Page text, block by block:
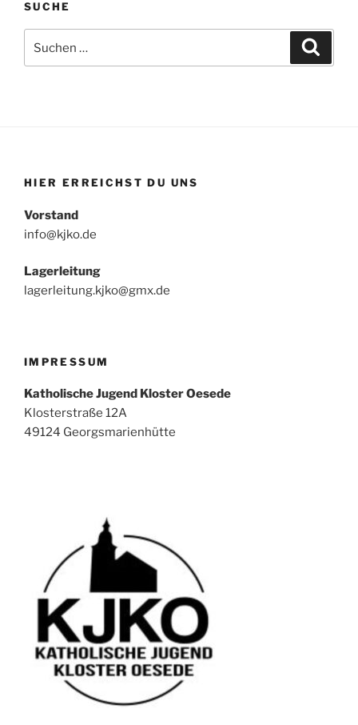
SUCHE
nach:
HIER ERREICHST DU UNS
Vorstand
info@kjko.de
Lagerleitung
lagerleitung.kjko@gmx.de
IMPRESSUM
Katholische Jugend Kloster Oesede
Klosterstraße 12A
49124 Georgsmarienhütte